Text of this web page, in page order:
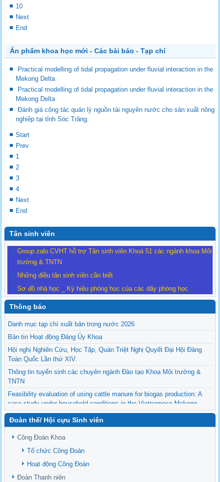
10
Next
End
Ấn phẩm khoa học mới - Các bài báo - Tạp chí
Practical modelling of tidal propagation under fluvial interaction in the
Mekong Delta
Practical modelling of tidal propagation under fluvial interaction in the
Mekong Delta
Đánh giá công tác quản lý nguồn tài nguyên nước cho sản xuất nông
nghiệp tại tỉnh Sóc Trăng.
Start
Prev
1
2
3
4
Next
End
Tân sinh viên
Group zalo CVHT hỗ trợ Tân sinh viên Khoá 51 các ngành khoa Môi
trường & TNTN
Những điều tân sinh viên cần biết
Sơ đồ nhà học _ Ký hiệu phòng học của các dãy phòng học
Thông báo
Danh mục tạp chí xuất bản trong nước 2026
Bản tin Hoạt động Đảng Ủy Khoa
Hội nghị Nghiên Cứu, Học Tập, Quán Triệt Nghị Quyết Đại Hội Đảng
Toàn Quốc Lần thứ XIV.
Thông tin tuyển sinh các chuyên ngành Đào tạo Khoa Môi trường &
TNTN
Feasibility evaluation of using cattle manure for biogas production: A
case study under household conditions in the Vietnamese Mekong
Delta
Sediment properties in flood-based farming systems in the Vietnamese
upstream Mekong Delta
Danh mục tạp chí xuất bản Quốc Tế 2026
Danh Mục các Đề Tài NCKH cấp Tỉnh năm 2024
Văn bản - Quy định
Đoàn thể/ Hội cựu Sinh viên
Công Đoàn Khoa
Tổ chức Công Đoàn
Hoạt động Công Đoàn
Đoàn Thanh niên